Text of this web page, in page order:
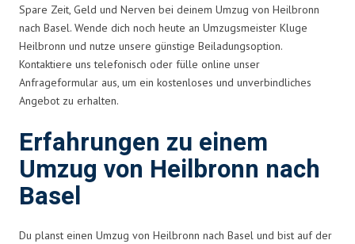
Spare Zeit, Geld und Nerven bei deinem Umzug von Heilbronn
nach Basel. Wende dich noch heute an Umzugsmeister Kluge
Heilbronn und nutze unsere günstige Beiladungsoption.
Kontaktiere uns telefonisch oder fülle online unser
Anfrageformular aus, um ein kostenloses und unverbindliches
Angebot zu erhalten.
Erfahrungen zu einem
Umzug von Heilbronn nach
Basel
Du planst einen Umzug von Heilbronn nach Basel und bist auf der